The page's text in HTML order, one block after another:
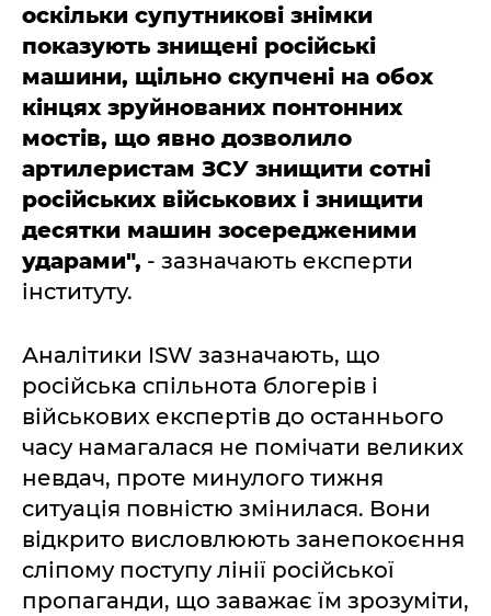
оскільки супутникові знімки
показують знищені російські
машини, щільно скупчені на обох
кінцях зруйнованих понтонних
мостів, що явно дозволило
артилеристам ЗСУ знищити сотні
російських військових і знищити
десятки машин зосередженими
ударами", - зазначають експерти
інституту.
Аналітики ISW зазначають, що
російська спільнота блогерів і
військових експертів до останнього
часу намагалася не помічати великих
невдач, проте минулого тижня
ситуація повністю змінилася. Вони
відкрито висловлюють занепокоєння
сліпому поступу лінії російської
пропаганди, що заважає їм зрозуміти,